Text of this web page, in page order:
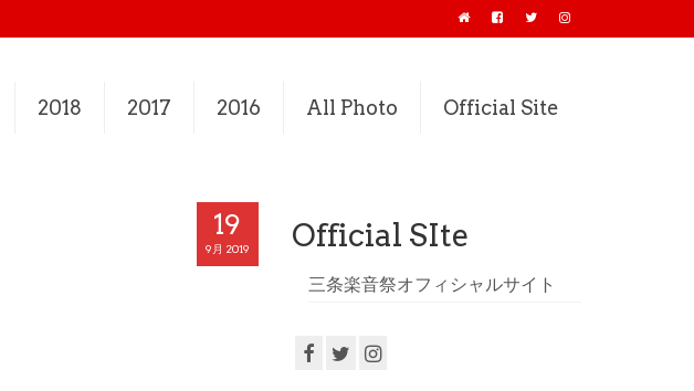
2018 2017 2016 All Photo Official Site
19
9月 2019 Official SIte
三条楽音祭オフィシャルサイト